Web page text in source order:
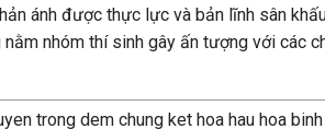
ánh được thực lực và bản lĩnh sân
nhóm thí sinh gây ấn tượng với các